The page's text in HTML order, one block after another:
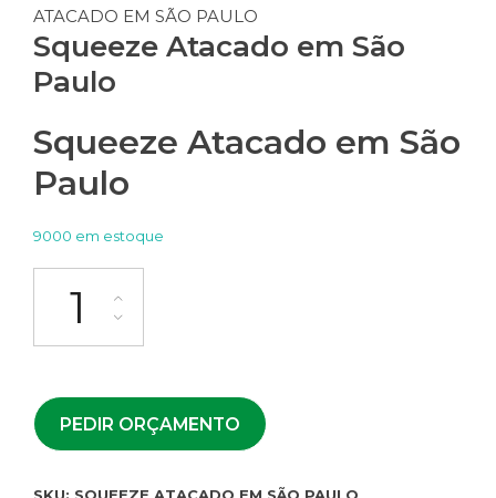
ATACADO EM SÃO PAULO
Squeeze Atacado em São
Paulo
Squeeze Atacado em São
Paulo
9000 em estoque
PEDIR ORÇAMENTO